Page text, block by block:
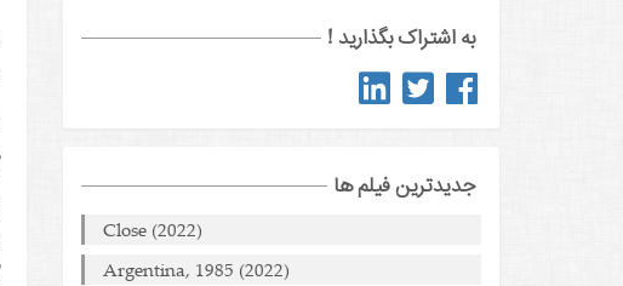
به اشتراک بگذارید !
جدیدترین فیلم ها
Close (2022)
Argentina, 1985 (2022)